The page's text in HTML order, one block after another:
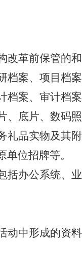
改革前保管的
档案、项目档
档案、审计档
、底片、数码
礼品实物及其
位招牌等。
括办公系统、
动中形成的资